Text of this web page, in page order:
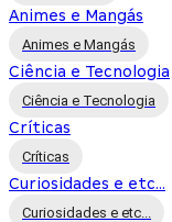
Animes e Mangás
Animes e Mangás
Ciência e Tecnologia
Ciência e Tecnologia
Críticas
Críticas
Curiosidades e etc...
Curiosidades e etc...